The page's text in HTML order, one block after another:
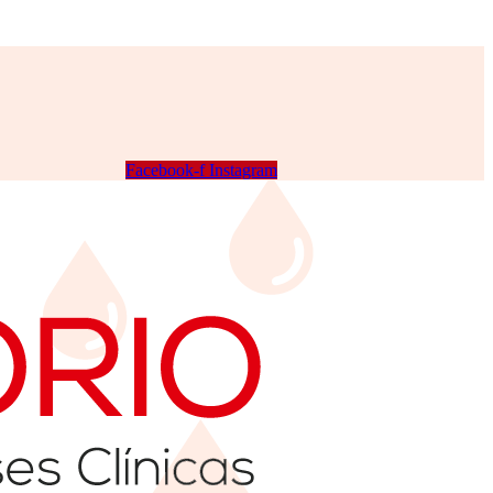
Facebook-f Instagram